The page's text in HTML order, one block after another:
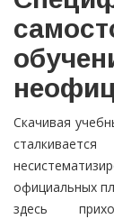
Скачивая
официальных
здесь